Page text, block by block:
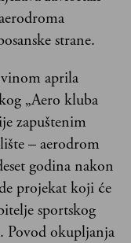
strane.
aprila
„Aero kluba
zapuštenim
– aerodrom
godina nakon
projekat koji će
sportskog
Povod okupljanja